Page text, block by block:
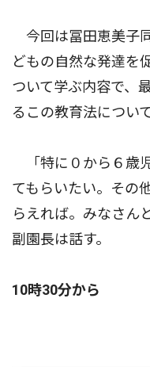
今回は冨田恵美子
どもの自然な発達を
ついて学ぶ内容で、
るこの教育法につい
「特に０から６歳
てもらいたい。その
らえれば。みなさん
副園長は話す。
10時30分から